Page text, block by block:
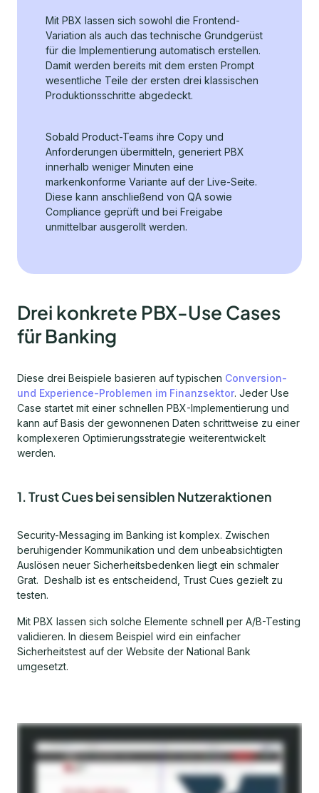
Mit PBX lassen sich sowohl die Frontend-
Variation als auch das technische Grundgerüst
für die Implementierung automatisch erstellen.
Damit werden bereits mit dem ersten Prompt
wesentliche Teile der ersten drei klassischen
Produktionsschritte abgedeckt.
Sobald Product-Teams ihre Copy und
Anforderungen übermitteln, generiert PBX
innerhalb weniger Minuten eine
markenkonforme Variante auf der Live-Seite.
Diese kann anschließend von QA sowie
Compliance geprüft und bei Freigabe
unmittelbar ausgerollt werden.
Drei konkrete PBX-Use Cases
für Banking
Diese drei Beispiele basieren auf typischen Conversion-
und Experience-Problemen im Finanzsektor. Jeder Use
Case startet mit einer schnellen PBX-Implementierung und
kann auf Basis der gewonnenen Daten schrittweise zu einer
komplexeren Optimierungsstrategie weiterentwickelt
werden.
1.Trust Cues bei sensiblen Nutzeraktionen
Security-Messaging im Banking ist komplex. Zwischen
beruhigender Kommunikation und dem unbeabsichtigten
Auslösen neuer Sicherheitsbedenken liegt ein schmaler
Grat. Deshalb ist es entscheidend, Trust Cues gezielt zu
testen.
Mit PBX lassen sich solche Elemente schnell per A/B-Testing
validieren. In diesem Beispiel wird ein einfacher
Sicherheitstest auf der Website der National Bank
umgesetzt.